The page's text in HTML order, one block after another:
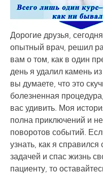
Дорогие друзья,
опытный врач, решил
вам о том, как в один
день я удалил камень
вы думаете, что это
болезненная
вас удивить. Моя
полна приключений и
поворотов событий.
узнать, как я справился
задачей и спас жизнь
пациенту, то